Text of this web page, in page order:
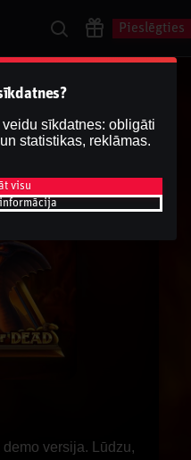
Pieslēgties
versija. Lūdzu,
sīkdatnes: obligāti
statistikas, reklāmas.
visu